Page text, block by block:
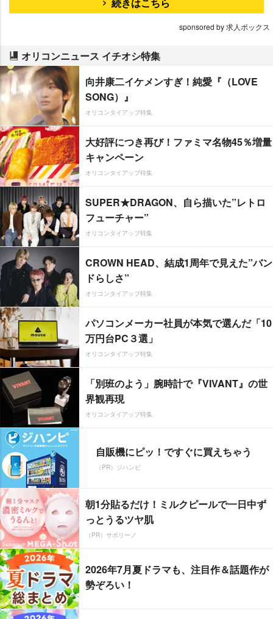
sponsored by 求人ボックス
オリコンニュース イチオシ特集
向井康二イケメンすぎ！純愛『（LOVE
SONG）』
オリコンタイアップ特集
大好評につき再び！ファミマ名物45％増量
キャンペーン
オリコンタイアップ特集
SUPER★DRAGON、自ら描いた”レトロ
フューチャー”
オリコンタイアップ特集
CROWN HEAD、結成1周年で見えた”バン
ドらしさ”
オリコンタイアップ特集
パソコンメーカー社員が本気で選んだ「10
万円台PC３選」
オリコンタイアップ特集
「別班のよう」腕時計で『VIVANT』の世
界観再現
オリコンタイアップ特集
自販機にピッ！ですぐに買えちゃう
（PR）ジハンピ
朝1分貼るだけ！ミルクピールで一日中ず
っとうるツヤ肌
（PR）サボリーノ
2026年7月夏ドラマも、注目作＆話題作が
勢ぞろい！